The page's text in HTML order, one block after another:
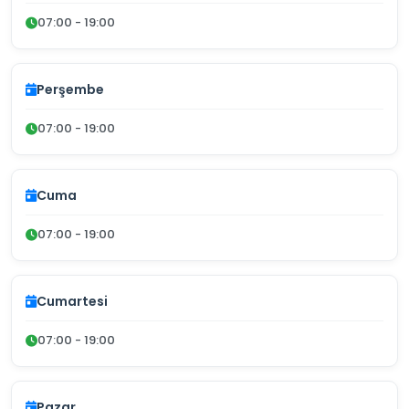
07:00 - 19:00
Perşembe
07:00 - 19:00
Cuma
07:00 - 19:00
Cumartesi
07:00 - 19:00